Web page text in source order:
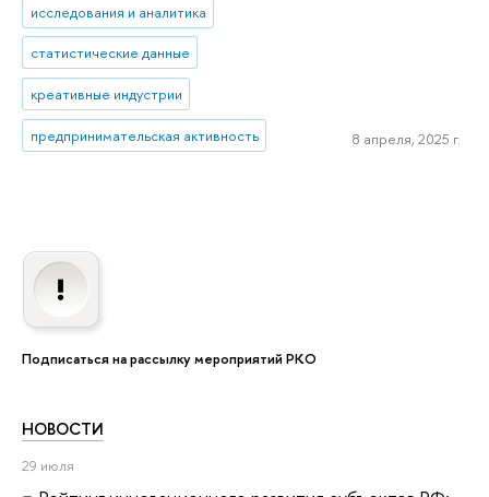
Подписаться на рассылку мероприятий РКО
НОВОСТИ
29 июля
исследования и аналитика
статистические данные
креативные индустрии
предпринимательская активность 8 апреля, 2025 г.